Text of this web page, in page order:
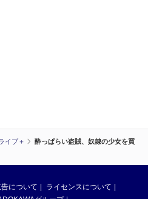
イブ＋
酔っぱらい盗賊、奴隷の少女を買
告について
ライセンスについて